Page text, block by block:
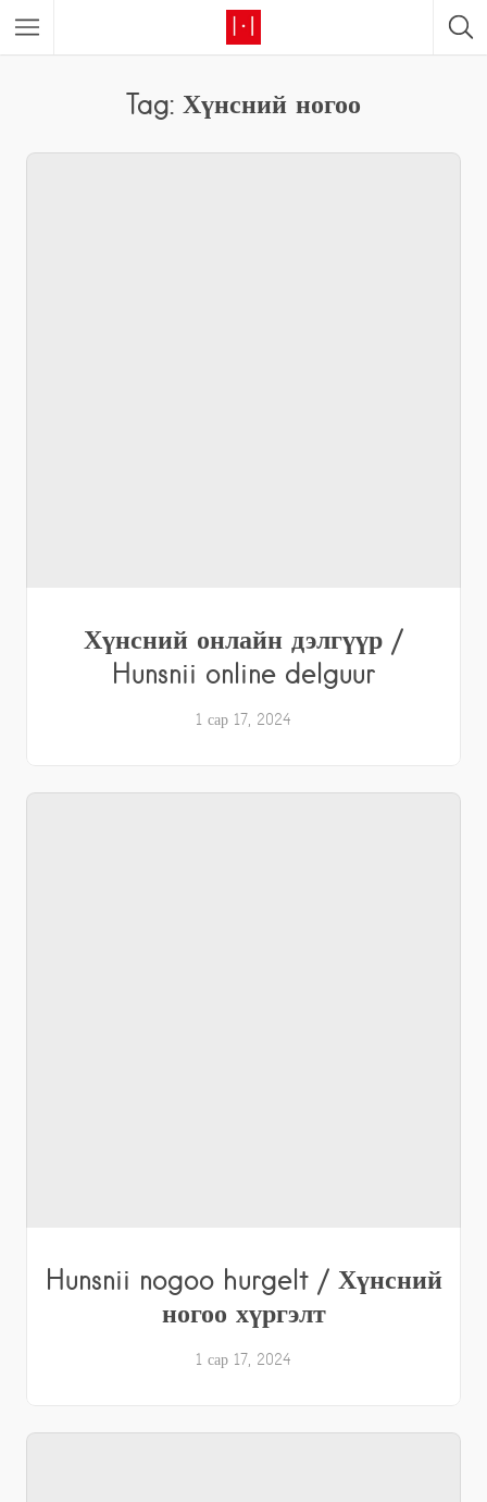
Tag: Хүнсний ногоо
Хүнсний онлайн дэлгүүр /
Hunsnii online delguur
1 сар 17, 2024
Hunsnii nogoo hurgelt / Хүнсний
ногоо хүргэлт
1 сар 17, 2024